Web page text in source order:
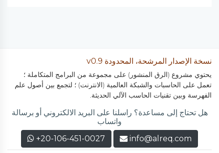
نسخة الإصدار المرشحة، المحدودة v0.9
يحتوي مشروع (الرق المنشور) على مجموعة من البرامج المتكاملة ؛
تعمل على الحاسبات والشبكة العالمية (الانترنت) ؛ لتجمع بين أصول علم
الفهرسة وبين تقنيات الحاسب الآلي الحديثة.
هل تحتاج إلى مساعدة؟ راسلنا على البريد الالكتروني أو برسالة
واتساب
info@alreq.com
+20-106-451-0027